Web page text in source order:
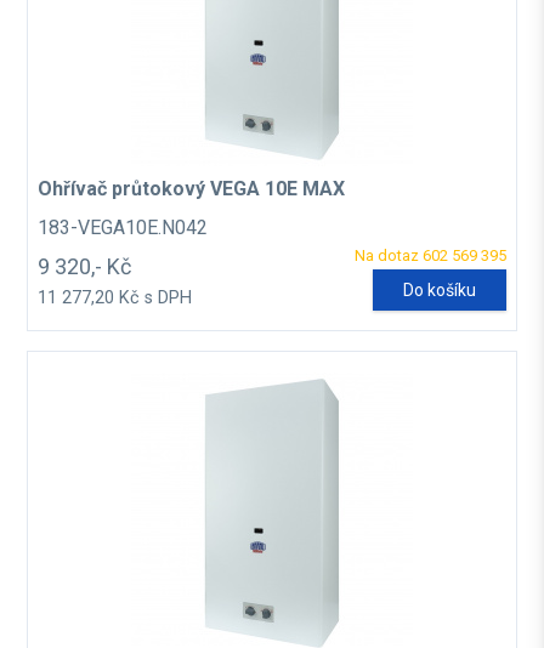
Ohřívač průtokový VEGA 10E MAX
183-VEGA10E.N042
Na dotaz 602 569 395
9 320,- Kč
11 277,20 Kč s DPH Do košíku